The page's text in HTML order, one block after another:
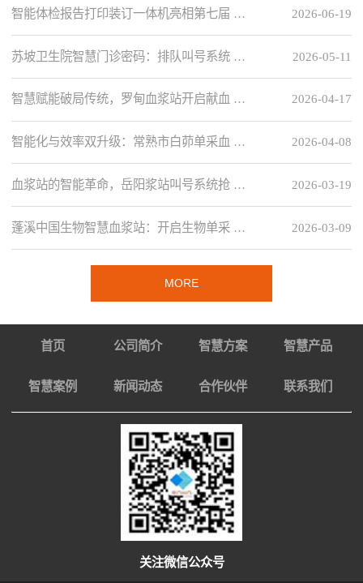
2026-06-19
智能体检报告打印装订一体机亮相第七届 …
2026-05-11
苏坡卫生院智慧门诊密码：排队叫号系统 …
2026-04-17
智慧赋能破局传统，罗甸血浆站开启献血 …
2026-04-08
智能化与效率双升级：常熟市白茆单采血 …
2026-03-19
血浆站的智能革命，岳阳浆站叫号系统抢 …
2026-03-09
蓬溪中国生物智慧血浆站：开启生物单采 …
MORE
首页 公司简介 智慧方案 智慧产品
智慧案例 新闻动态 合作伙伴 联系我们
关注微信公众号